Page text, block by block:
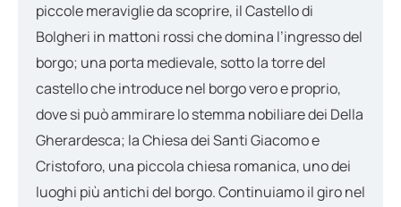
piccole meraviglie da scoprire, il Castello di
Bolgheri in mattoni rossi che domina l’ingresso del
borgo; una porta medievale, sotto la torre del
castello che introduce nel borgo vero e proprio,
dove si può ammirare lo stemma nobiliare dei Della
Gherardesca; la Chiesa dei Santi Giacomo e
Cristoforo, una piccola chiesa romanica, uno dei
luoghi più antichi del borgo. Continuiamo il giro nel